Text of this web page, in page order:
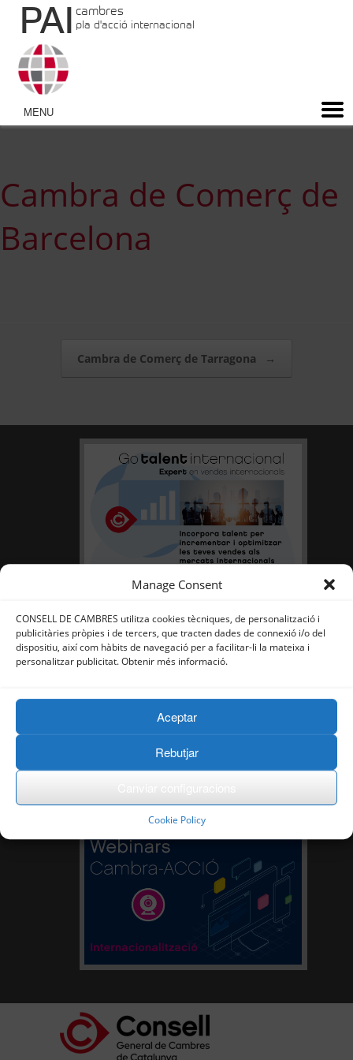
Manage Consent
CONSELL DE CAMBRES utilitza cookies tècniques, de personalització i
publicitàries pròpies i de tercers, que tracten dades de connexió i/o del
dispositiu, així com hàbits de navegació per a facilitar-li la mateixa i
personalitzar publicitat. Obtenir més informació.
Aceptar
Rebutjar
Cookie Policy
PAI cambres
pla d'acció internacional
Cambra de Comerç de
Barcelona
Post navigation
Cambra de Comerç de Tarragona →